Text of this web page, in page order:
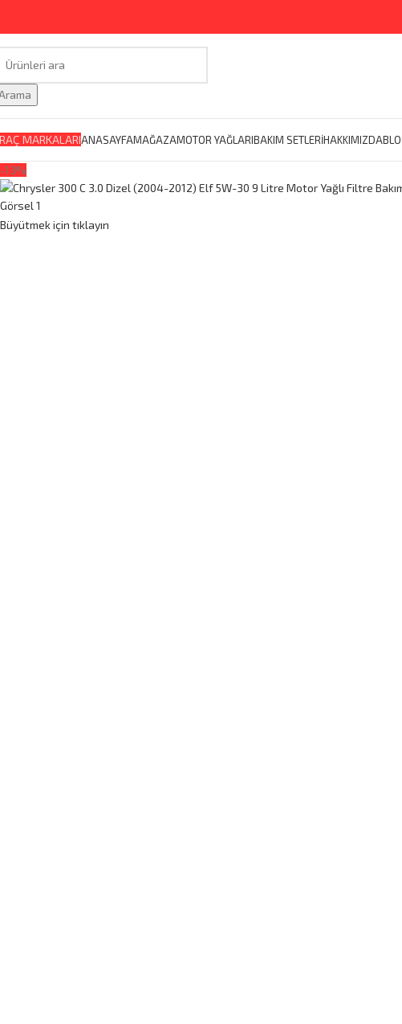
MARKALARIANASAYFAMAĞAZAMOTOR YAĞLARIBAKIM SETLERİHAKKIMIZDA
-13%
Büyütmek için tıklayın